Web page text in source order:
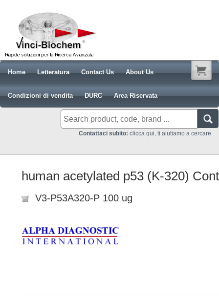
Home Letteratura Contact Us About Us
Condizioni di vendita DURC Area Riservata
Contattaci subito: clicca qui, ti aiutiamo a cercare
human acetylated p53 (K-320)
V3-P53A320-P 100 ug